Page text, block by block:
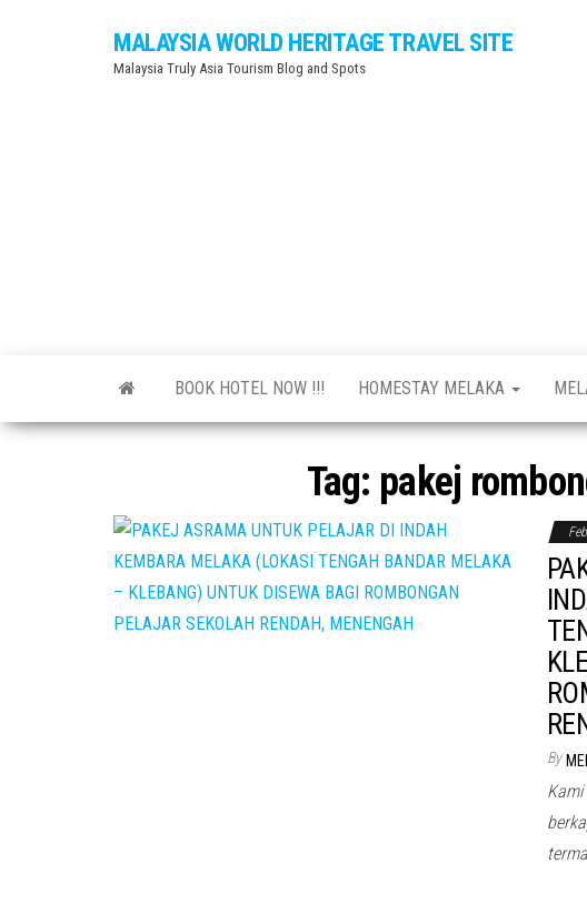
MALAYSIA WORLD HERITAGE TRAVEL SITE
Malaysia Truly Asia Tourism Blog and Spots
BOOK HOTEL NOW !!! HOMESTAY MELAKA
Tag: pakej
By